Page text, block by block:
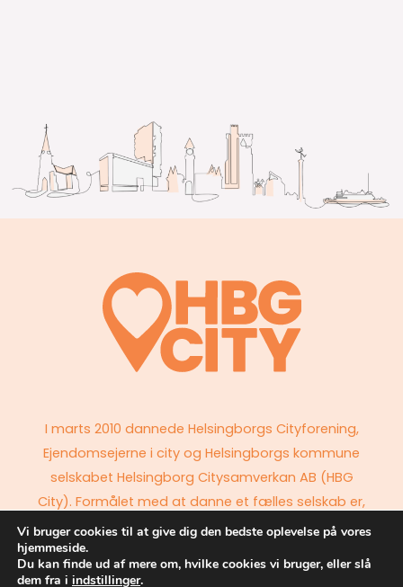
I marts 2010 dannede Helsingborgs Cityforening,
Ejendomsejerne i city og Helsingborgs kommune
selskabet Helsingborg Citysamverkan AB (HBG
City). Formålet med at danne et fælles selskab er,
at parterne sammen skal kunne bidrage til at styrke
Vi bruger cookies til at give dig den bedste oplevelse på vores
hjemmeside.
Du kan finde ud af mere om, hvilke cookies vi bruger, eller slå
dem fra i indstillinger.